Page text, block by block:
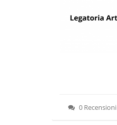
0 Recensioni